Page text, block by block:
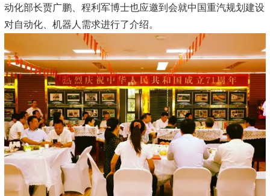
动化部长贾广鹏、程利军博士也应邀到会就中国重汽规划建设
对自动化、机器人需求进行了介绍。